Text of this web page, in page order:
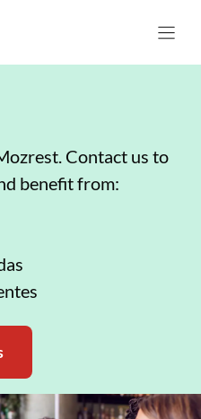
Contact us to
benefit from: